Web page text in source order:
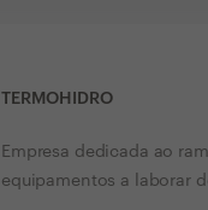
TERMOHIDRO
Empresa dedicada ao
equipamentos a laborar